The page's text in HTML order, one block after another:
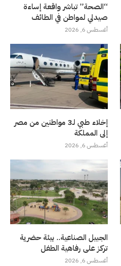
“الصحة” تباشر واقعة إساءة
صيدلي لمواطن في الطائف
أغسطس 6, 2026
إخلاء طبي لـ3 مواطنين من مصر
إلى المملكة
أغسطس 6, 2026
الجبيل الصناعية.. بيئة حضرية
تركز على رفاهية الطفل
أغسطس 6, 2026